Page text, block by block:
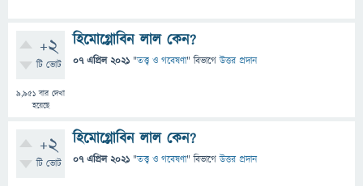
+2
টি ভোট
9,951 বার দেখা
হয়েছে
হিমোগ্লোবিন লাল কেন?
07 এপ্রিল 2021 "তত্ত্ব ও গবেষণা" বিভাগে উত্তর প্রদান
+2
টি ভোট
হিমোগ্লোবিন লাল কেন?
07 এপ্রিল 2021 "তত্ত্ব ও গবেষণা" বিভাগে উত্তর প্রদান